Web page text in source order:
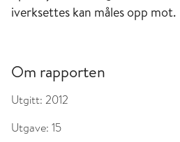
iverksettes kan måles opp mot.
Om rapporten
Utgitt: 2012
Utgave: 15